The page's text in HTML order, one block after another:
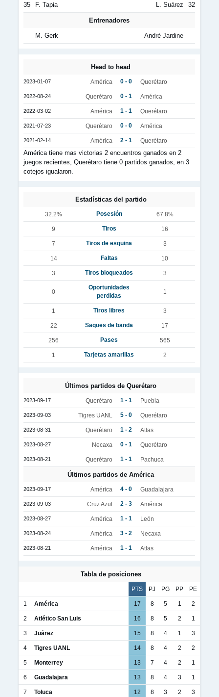
35 F. Tapia L. Suárez 32
Entrenadores
M. Gerk André Jardine
Head to head
2023-01-07 América 0 - 0 Querétaro
2022-08-24 Querétaro 0 - 1 América
2022-03-02 América 1 - 1 Querétaro
2021-07-23 Querétaro 0 - 0 América
2021-02-14 América 2 - 1 Querétaro
América tiene mas victorias 2 encuentros ganados en 2
juegos recientes, Querétaro tiene 0 partidos ganados, en 3
cotejos igualaron.
Estadísticas del partido
32.2% Posesión 67.8%
9 Tiros 16
7 Tiros de esquina 3
14 Faltas 10
3 Tiros bloqueados 3
0
Oportunidades
perdidas
1
1 Tiros libres 3
22 Saques de banda 17
256 Pases 565
1 Tarjetas amarillas 2
Últimos partidos de Querétaro
2023-09-17 Querétaro 1 - 1 Puebla
2023-09-03 Tigres UANL 5 - 0 Querétaro
2023-08-31 Querétaro 1 - 2 Atlas
2023-08-27 Necaxa 0 - 1 Querétaro
2023-08-21 Querétaro 1 - 1 Pachuca
Últimos partidos de América
2023-09-17 América 4 - 0 Guadalajara
2023-09-03 Cruz Azul 2 - 3 América
2023-08-27 América 1 - 1 León
2023-08-24 América 3 - 2 Necaxa
2023-08-21 América 1 - 1 Atlas
Tabla de posiciones
PTS PJ PG PP PE
1 América 17 8 5 1 2
2 Atlético San Luis 16 8 5 2 1
3 Juárez 15 8 4 1 3
4 Tigres UANL 14 8 4 2 2
5 Monterrey 13 7 4 2 1
6 Guadalajara 13 8 4 3 1
7 Toluca 12 8 3 2 3